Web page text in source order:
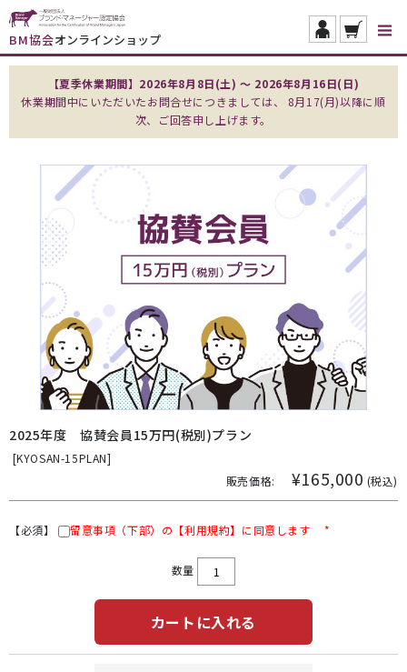
BM協会オンラインショップ
【夏季休業期間】2026年8月8日(土) ～ 2026年8月16日(日)
休業期間中にいただいたお問合せにつきましては、 8月17(月)以降に順
次、ご回答申し上げます。
2025年度 協賛会員15万円(税別)プラン
[KYOSAN-15PLAN]
販売価格:
¥165,000 (税込)
【必須】 留意事項（下部）の【利用規約】に同意します *
数量
カートに入れる